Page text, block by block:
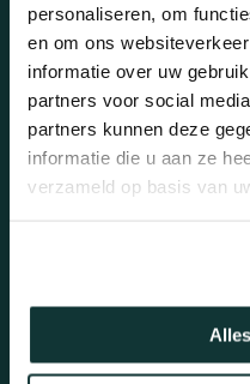
personaliseren, om
en om ons
informatie over uw
partners voor social
partners kunnen deze
informatie die u aan ze
verzameld op basis van
Bezoek onze
Mail ons